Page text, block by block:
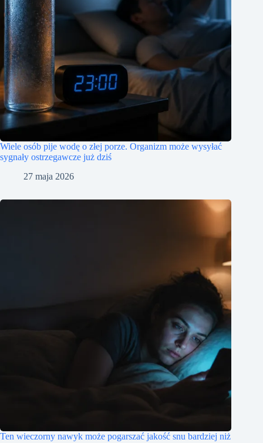
Wiele osób pije wodę o złej porze. Organizm może wysyłać
sygnały ostrzegawcze już dziś
27 maja 2026
Ten wieczorny nawyk może pogarszać jakość snu bardziej niż